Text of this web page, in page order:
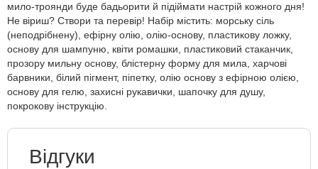
мило-троянди буде бадьорити й підіймати настрій кожного дня!
Не віриш? Створи та перевір! Набір містить: морську сіль
(неподрібнену), ефірну олію, олію-основу, пластикову ложку,
основу для шампуню, квіти ромашки, пластиковий стаканчик,
прозору мильну основу, блістерну форму для мила, харчові
барвники, білий пігмент, піпетку, олію основу з ефірною олією,
основу для гелю, захисні рукавички, шапочку для душу,
покрокову інструкцію.
Відгуки